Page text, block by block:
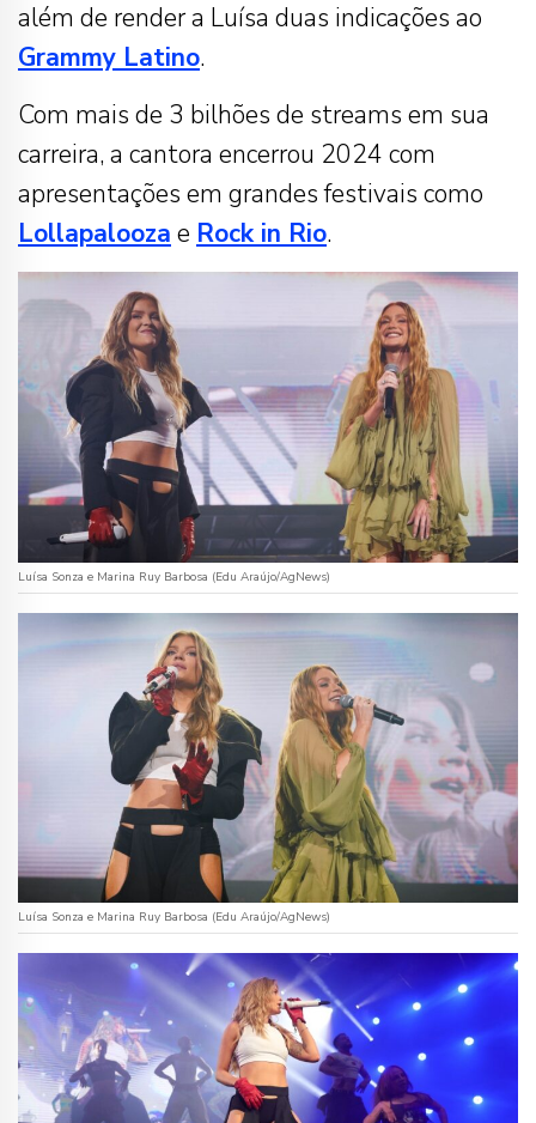
além de render a Luísa duas indicações ao
Grammy Latino.
Com mais de 3 bilhões de streams em sua
carreira, a cantora encerrou 2024 com
apresentações em grandes festivais como
Lollapalooza e Rock in Rio.
Luísa Sonza e Marina Ruy Barbosa (Edu Araújo/AgNews)
Luísa Sonza e Marina Ruy Barbosa (Edu Araújo/AgNews)